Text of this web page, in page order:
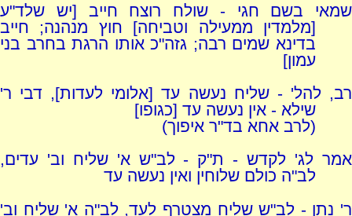
שמאי בשם חגי - שולח רוצח חייב [יש שלד"ע
[מלמדין ממעילה וטביחה] חוץ מנהנה; חייב
בדינא שמים רבה; גזה"כ אותו הרגת בחרב בני
עמון]
רב, להל' - שליח נעשה עד [אלומי לעדות], דבי ר'
שילא - אין נעשה עד [כגופו]
(לרב אחא בד"ר איפוך)
אמר לג' לקדש - ת"ק - לב"ש א' שליח וב' עדים,
לב"ה כולם שלוחין ואין נעשה עד
ר' נתן - לב"ש שליח מצטרף לעד, לב"ה א' שליח וב'